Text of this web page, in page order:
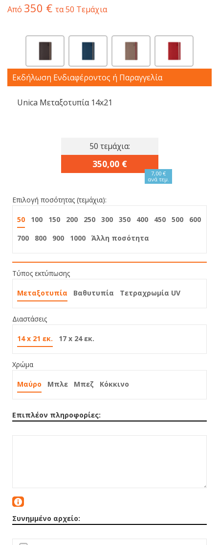
Από 350 € τα 50 Τεμάχια
Εκδήλωση Ενδιαφέροντος ή Παραγγελία
Unica Μεταξοτυπία 14x21
50 τεμάχια:
350,00 €
7,00 €
ανά τεμ.
Επιλογή ποσότητας (τεμάχια):
50 100 150 200 250 300 350 400 450 500
600
700
800 900 1000 Άλλη ποσότητα
Τύπος εκτύπωσης
Μεταξοτυπία Βαθυτυπία Τετραχρωμία UV
Διαστάσεις
14 x 21 εκ. 17 x 24 εκ.
Χρώμα
Μαύρο Μπλε Μπεζ Κόκκινο
Επιπλέον πληροφορίες:
Συνημμένο αρχείο: